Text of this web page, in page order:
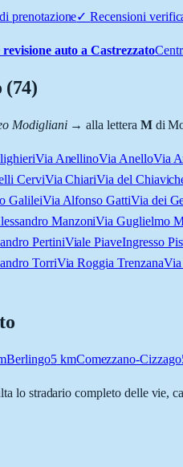
prenotazione✓Recensioni
revisione auto aCastrezzato
(74)
Modigliani→ alla lettera Mdi
Via AnellinoVia AnelloVia
CerviVia ChiariVia del
GalileiVia Alfonso GattiVia dei
ManzoniVia Guglielmo
PertiniViale PiaveIngresso
TorriVia Roggia TrenzanaVia
Berlingo5kmComezzano-Cizzago
lo stradario completo delle vie,